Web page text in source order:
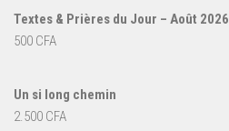
Textes & Prières du Jour – Août 2026
500 CFA
Un si long chemin
2.500 CFA